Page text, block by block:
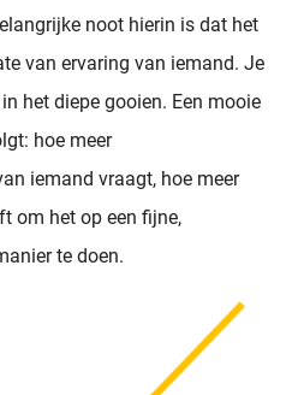
noot hierin is dat het
van ervaring van iemand. Je
het diepe gooien. Een mooie
hoe meer
iemand vraagt, hoe meer
om het op een fijne,
te doen.